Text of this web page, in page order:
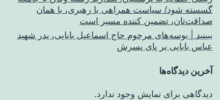
گسسته شود/ سیاست همراهی با رهبری، با همان
صداقت‌تان، تضمین کننده مسیر است
ببینید | بوسه‌های مرحوم حاج اسماعیل بابایی، پدر شهید
عباس بابایی بر پای پسرش
آخرین دیدگاه‌ها
دیدگاهی برای نمایش وجود ندارد.